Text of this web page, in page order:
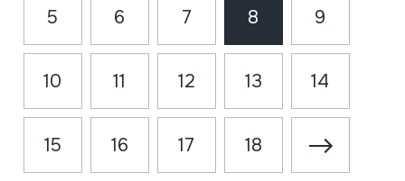
5 6 7 8 9
10 11 12 13 14
15 16 17 18